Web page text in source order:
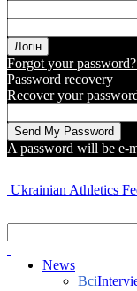
Forgot your
Password recovery
Recover your
A password will be e-
Ukrainian Athletics
News
Всі